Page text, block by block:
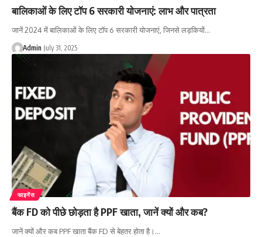
बालिकाओं के लिए टॉप 6 सरकारी योजनाएं: लाभ और पात्रता
जानें 2024 में बालिकाओं के लिए टॉप 6 सरकारी योजनाएं, जिनसे लड़कियों…
Admin July 31, 2025
फाइनेंस
बैंक FD को पीछे छोड़ता है PPF खाता, जानें क्यों और कब?
जानें क्यों और कब PPF खाता बैंक FD से बेहतर होता है।…